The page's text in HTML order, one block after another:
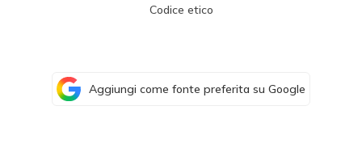
Codice etico
Aggiungi come fonte preferita su Google